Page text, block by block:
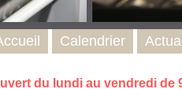
du lundi au vendredi de
Calendrier